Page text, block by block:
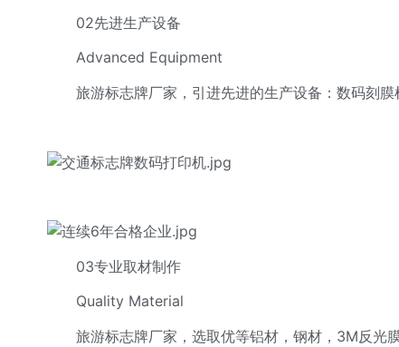
02先进生产设备
Advanced Equipment
旅游标志牌厂家，引进先进的生产设备：数码刻膜
03专业取材制作
Quality Material
旅游标志牌厂家，选取优等铝材，钢材，3M反光